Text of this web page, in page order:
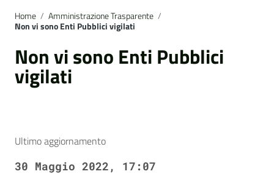
Home / Amministrazione Trasparente /
Non vi sono Enti Pubblici vigilati
Non vi sono Enti Pubblici
vigilati
Ultimo aggiornamento
30 Maggio 2022, 17:07